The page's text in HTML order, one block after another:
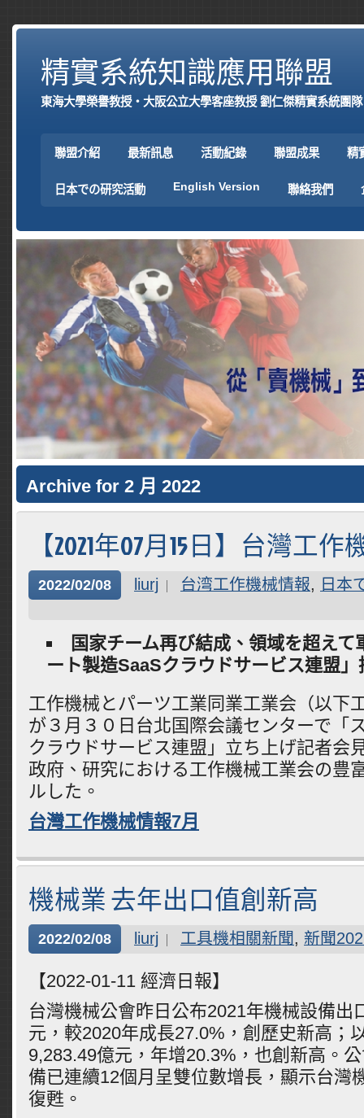
精實系統知識應用聯盟
東海大學榮譽教授‧大阪公立大學客座教授 劉仁傑精實系統團隊
聯盟介紹 最新訊息 活動紀錄 聯盟成果 精
日本での研究活動 English Version 聯絡我們
Archive for 2 月 2022
【2021年07月15日】台灣工
2022/02/08 liurj 台湾工作機械情報, 日本
国家チーム再び結成、領域を超え
ート製造SaaSクラウドサービス連盟
工作機械とパーツ工業同業工業会（以下
が３月３０日台北国際会議センターで「
クラウドサービス連盟」立ち上げ記者会
政府、研究における工作機械工業会の豊
ルした。
台灣工作機械情報7月
機械業 去年出口值創新高
2022/02/08 liurj 工具機相關新聞, 新聞
【2022-01-11 經濟日報】
台灣機械公會昨日公布2021年機械設備出
元，較2020年成長27.0%，創歷史新高；
9,283.49億元，年增20.3%，也創新高。
備已連續12個月呈雙位數增長，顯示台灣
復甦。